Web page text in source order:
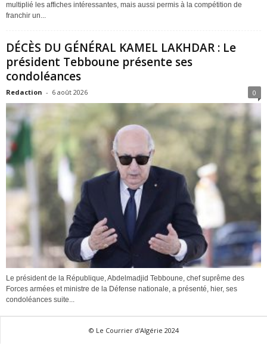
multiplié les affiches intéressantes, mais aussi permis à la compétition de
franchir un...
DÉCÈS DU GÉNÉRAL KAMEL LAKHDAR : Le
président Tebboune présente ses
condoléances
Redaction - 6 août 2026 0
Le président de la République, Abdelmadjid Tebboune, chef suprême des
Forces armées et ministre de la Défense nationale, a présenté, hier, ses
condoléances suite...
© Le Courrier d'Algérie 2024